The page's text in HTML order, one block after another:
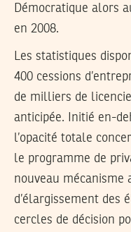
Démocratique alors
en 2008.
Les statistiques
400 cessions
de milliers de
anticipée. Initié en-
l’opacité totale
le programme de
nouveau
d’élargissement des
cercles de décision